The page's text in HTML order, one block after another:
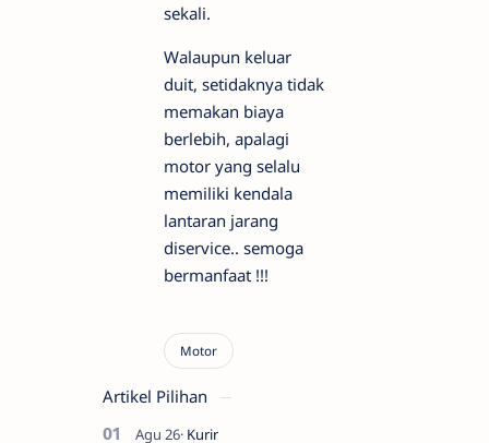
sekali.
Walaupun keluar
duit, setidaknya tidak
memakan biaya
berlebih, apalagi
motor yang selalu
memiliki kendala
lantaran jarang
diservice.. semoga
bermanfaat !!!
Artikel Pilihan